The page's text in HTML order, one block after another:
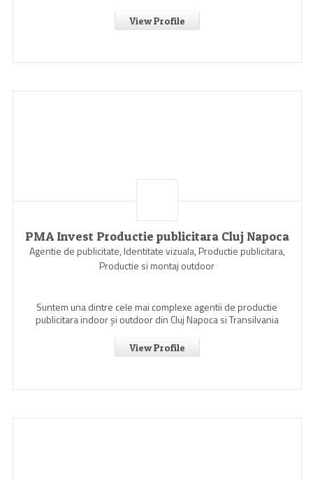
View Profile
PMA Invest Productie publicitara Cluj Napoca
Agentie de publicitate, Identitate vizuala, Productie publicitara,
Productie si montaj outdoor
Suntem una dintre cele mai complexe agentii de productie
publicitara indoor şi outdoor din Cluj Napoca si Transilvania
View Profile